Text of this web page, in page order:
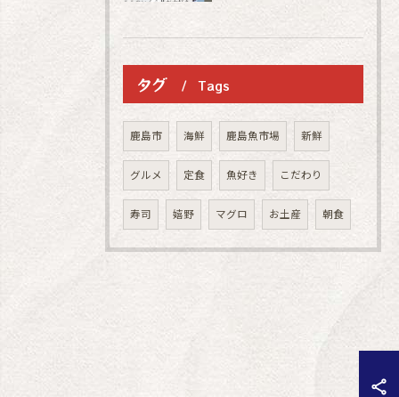
タグ Tags
鹿島市 海鮮 鹿島魚市場 新鮮
グルメ 定食 魚好き こだわり
寿司 嬉野 マグロ お土産 朝食